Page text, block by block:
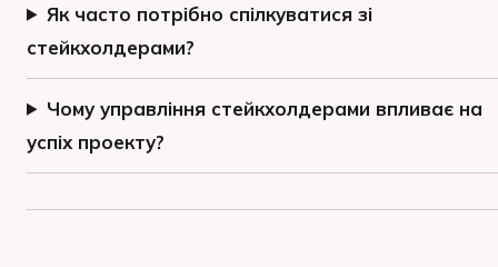
Як часто потрібно спілкуватися зі
стейкхолдерами?
Чому управління стейкхолдерами впливає на
успіх проекту?